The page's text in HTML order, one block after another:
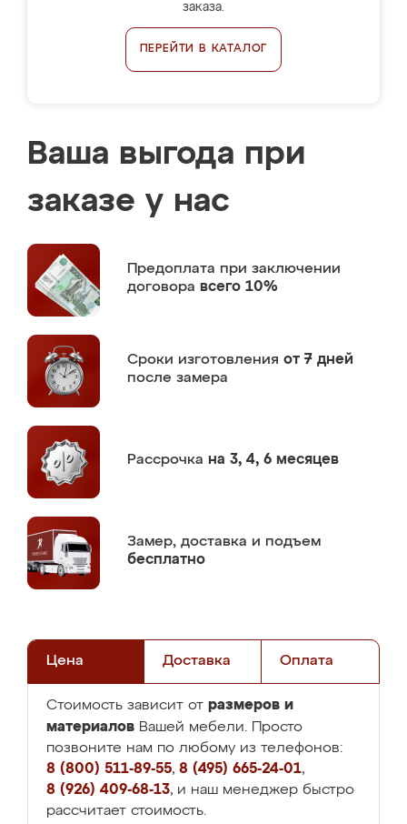
заказа.
ПЕРЕЙТИ В КАТАЛОГ
Ваша выгода при
заказе у нас
Предоплата при заключении
договора всего 10%
Сроки изготовления от 7 дней
после замера
Рассрочка на 3, 4, 6 месяцев
Замер, доставка и подъем
бесплатно
Цена Доставка Оплата
Стоимость зависит от размеров и
материалов Вашей мебели. Просто
позвоните нам по любому из телефонов:
8 (800) 511-89-55, 8 (495) 665-24-01,
8 (926) 409-68-13, и наш менеджер быстро
рассчитает стоимость.